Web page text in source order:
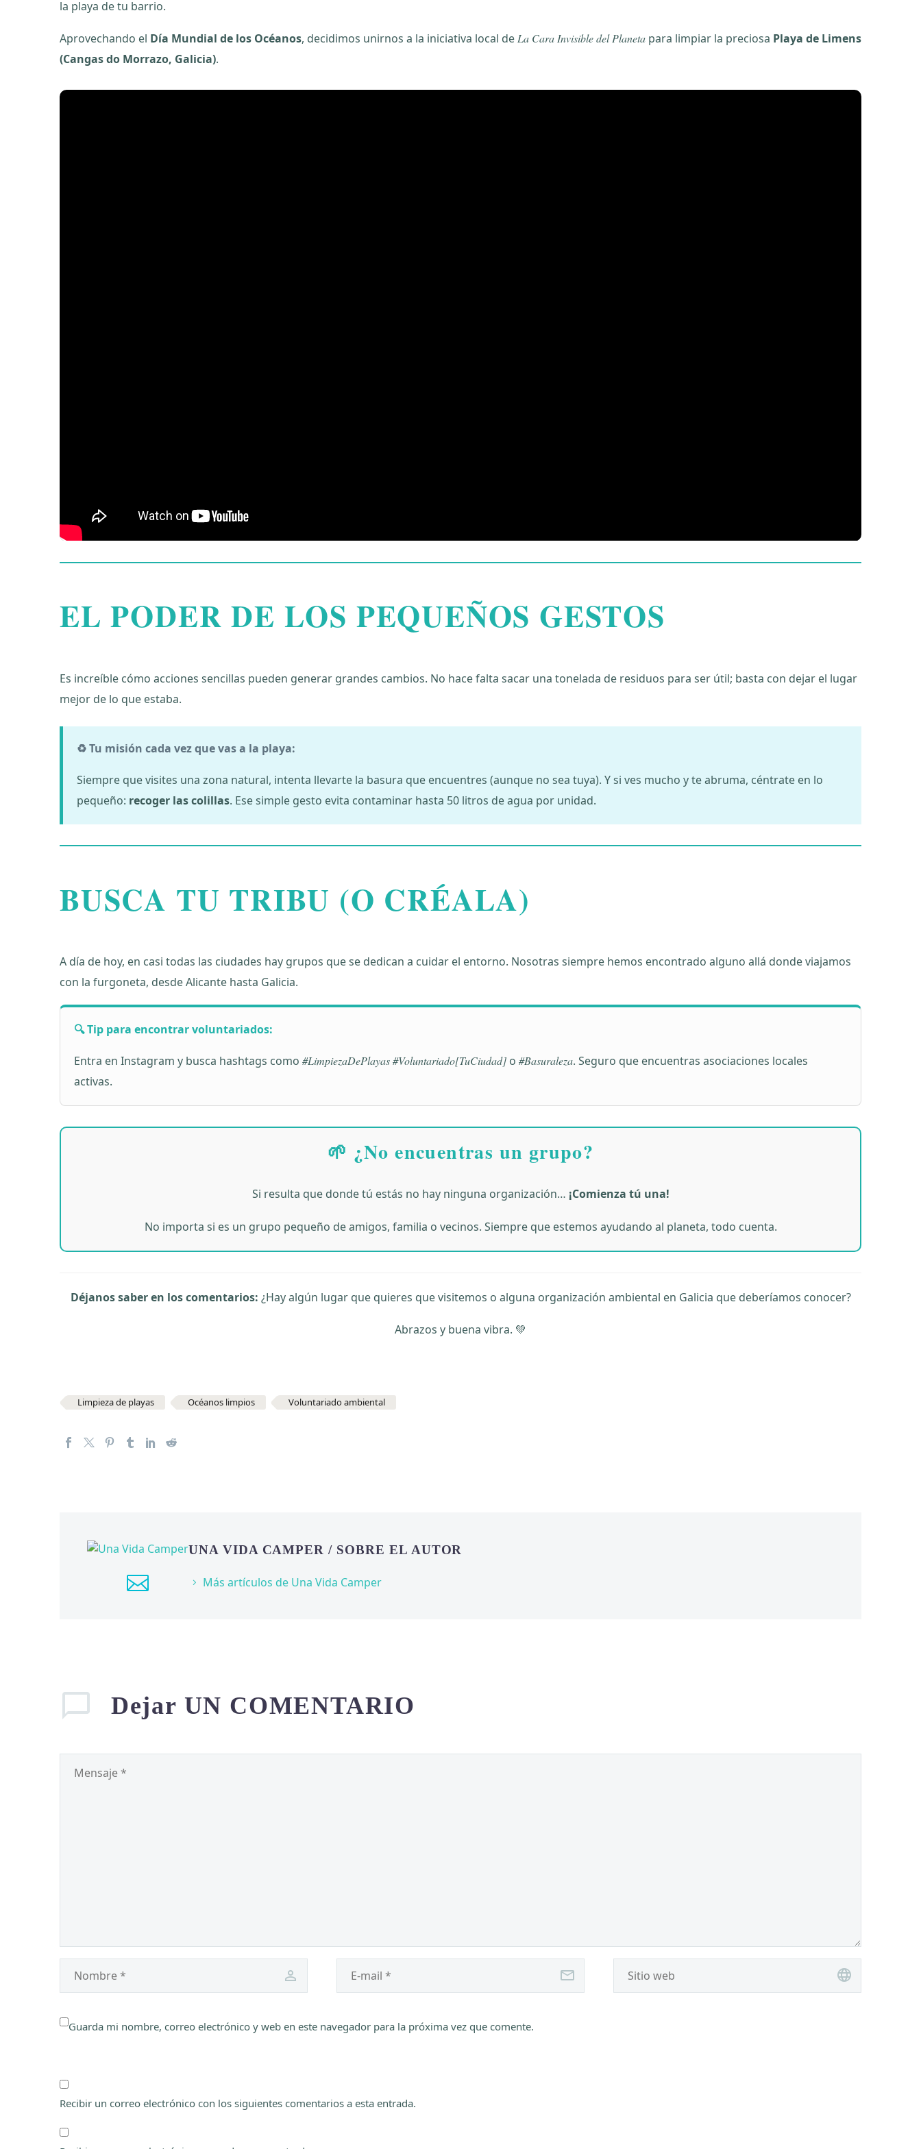
la playa de tu barrio.
Aprovechando el Día Mundial de los Océanos, decidimos unirnos a la iniciativa local deLa Cara Invisible del Planeta para limpiar la preciosa Playa de Limens
(Cangas do Morrazo, Galicia).
EL PODER DE LOS PEQUEÑOS GESTOS
Es increíble cómo acciones sencillas pueden generar grandes cambios. No hace falta sacar una tonelada de residuos para ser útil; basta con dejar el lugar
mejor de lo que estaba.
♻️ Tu misión cada vez que vas a la playa:
Siempre que visites una zona natural, intenta llevarte la basura que encuentres (aunque no sea tuya). Y si ves mucho y te abruma, céntrate en lo
pequeño: recoger las colillas. Ese simple gesto evita contaminar hasta 50 litros de agua por unidad.
BUSCA TU TRIBU (O CRÉALA)
A día de hoy, en casi todas las ciudades hay grupos que se dedican a cuidar el entorno. Nosotras siempre hemos encontrado alguno allá donde viajamos
con la furgoneta, desde Alicante hasta Galicia.
🔍 Tip para encontrar voluntariados:
Entra en Instagram y busca hashtags como #LimpiezaDePlayas #Voluntariado[TuCiudad] o #Basuraleza. Seguro que encuentras asociaciones locales
activas.
🌱 ¿No encuentras un grupo?
Si resulta que donde tú estás no hay ninguna organización… ¡Comienza tú una!
No importa si es un grupo pequeño de amigos, familia o vecinos. Siempre que estemos ayudando al planeta, todo cuenta.
Déjanos saber en los comentarios: ¿Hay algún lugar que quieres que visitemos o alguna organización ambiental en Galicia que deberíamos conocer?
Abrazos y buena vibra. 💚
Limpieza de playas Océanos limpios Voluntariado ambiental
UNA VIDA CAMPER/ SOBRE EL AUTOR
Más artículos de Una Vida Camper
Dejar UN COMENTARIO
Guarda mi nombre, correo electrónico y web en este navegador para la próxima vez que comente.
Recibir un correo electrónico con los siguientes comentarios a esta entrada.